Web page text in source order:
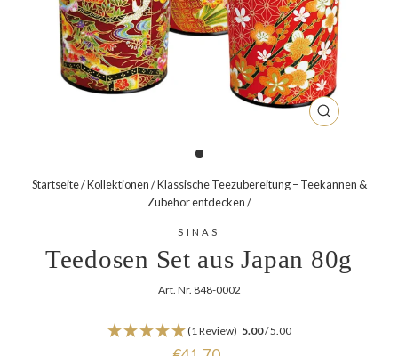
Startseite/Kollektionen/Klassische Teezubereitung – Teekannen &
Zubehör entdecken/
SINAS
Teedosen Set aus Japan 80g
Art. Nr. 848-0002
(1 Review) 5.00/ 5.00
Normaler